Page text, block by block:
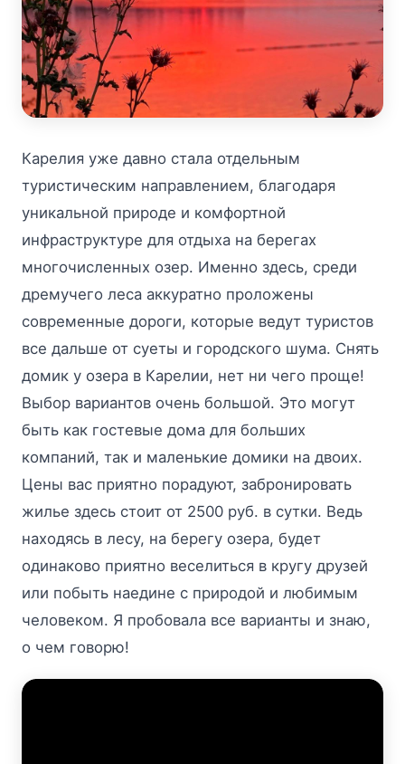
Карелия уже давно стала отдельным
туристическим направлением, благодаря
уникальной природе и комфортной
инфраструктуре для отдыха на берегах
многочисленных озер. Именно здесь, среди
дремучего леса аккуратно проложены
современные дороги, которые ведут туристов
все дальше от суеты и городского шума. Снять
домик у озера в Карелии, нет ни чего проще!
Выбор вариантов очень большой. Это могут
быть как гостевые дома для больших
компаний, так и маленькие домики на двоих.
Цены вас приятно порадуют, забронировать
жилье здесь стоит от 2500 руб. в сутки. Ведь
находясь в лесу, на берегу озера, будет
одинаково приятно веселиться в кругу друзей
или побыть наедине с природой и любимым
человеком. Я пробовала все варианты и знаю,
о чем говорю!